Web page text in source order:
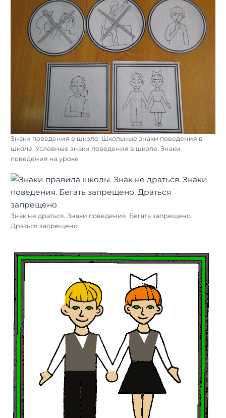
Знаки поведения в школе. Школьные знаки поведения в
школе. Условные знаки поведения в школе. Знаки
поведения на уроке
Знак не драться. Знаки поведения. Бегать запрещено.
Драться запрещено